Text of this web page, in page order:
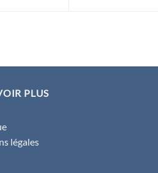
PLUS
légales